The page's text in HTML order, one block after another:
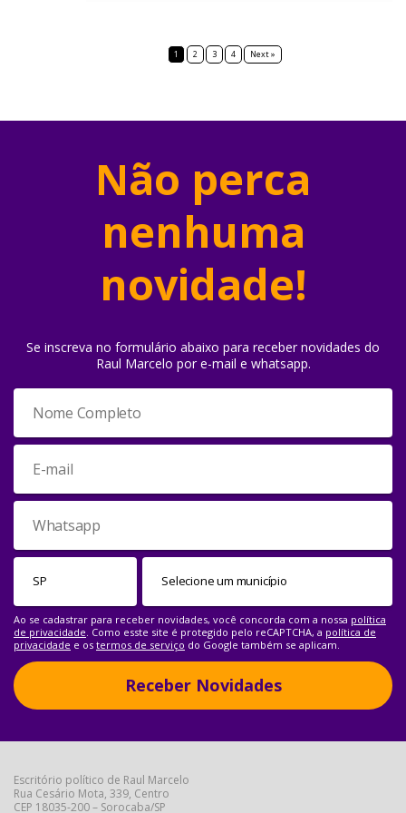
1 2 3 4 Next »
Não perca
nenhuma
novidade!
Se inscreva no formulário abaixo para receber novidades do
Raul Marcelo por e-mail e whatsapp.
Ao se cadastrar para receber novidades, você concorda com a nossa política
de privacidade. Como esste site é protegido pelo reCAPTCHA, a política de
privacidade e os termos de serviço do Google também se aplicam.
Receber Novidades
Escritório político de Raul Marcelo
Rua Cesário Mota, 339, Centro
CEP 18035-200 – Sorocaba/SP